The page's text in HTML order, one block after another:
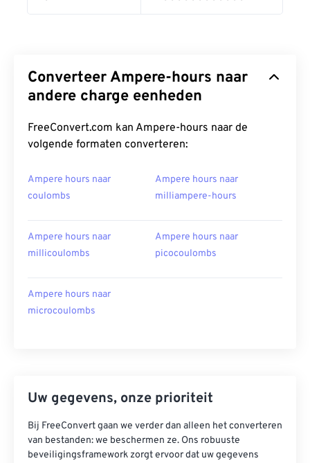
Converteer Ampere-hours naar
andere charge eenheden
FreeConvert.com kan Ampere-hours naar de
volgende formaten converteren:
Ampere hours naar
coulombs
Ampere hours naar
milliampere-hours
Ampere hours naar
millicoulombs
Ampere hours naar
picocoulombs
Ampere hours naar
microcoulombs
Uw gegevens, onze prioriteit
Bij FreeConvert gaan we verder dan alleen het converteren
van bestanden: we beschermen ze. Ons robuuste
beveiligingsframework zorgt ervoor dat uw gegevens